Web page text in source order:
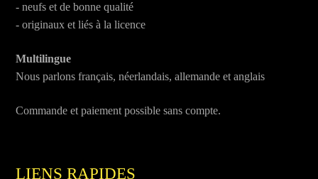
- neufs et de bonne qualité
- originaux et liés à la licence
Multilingue
Nous parlons français, néerlandais, allemande et anglais
Commande et paiement possible sans compte.
LIENS RAPIDES